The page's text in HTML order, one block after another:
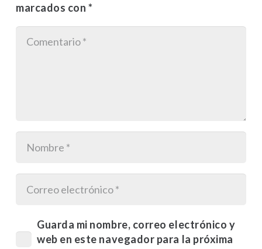
marcados con*
Guarda mi nombre, correo electrónico y
web en este navegador para la próxima